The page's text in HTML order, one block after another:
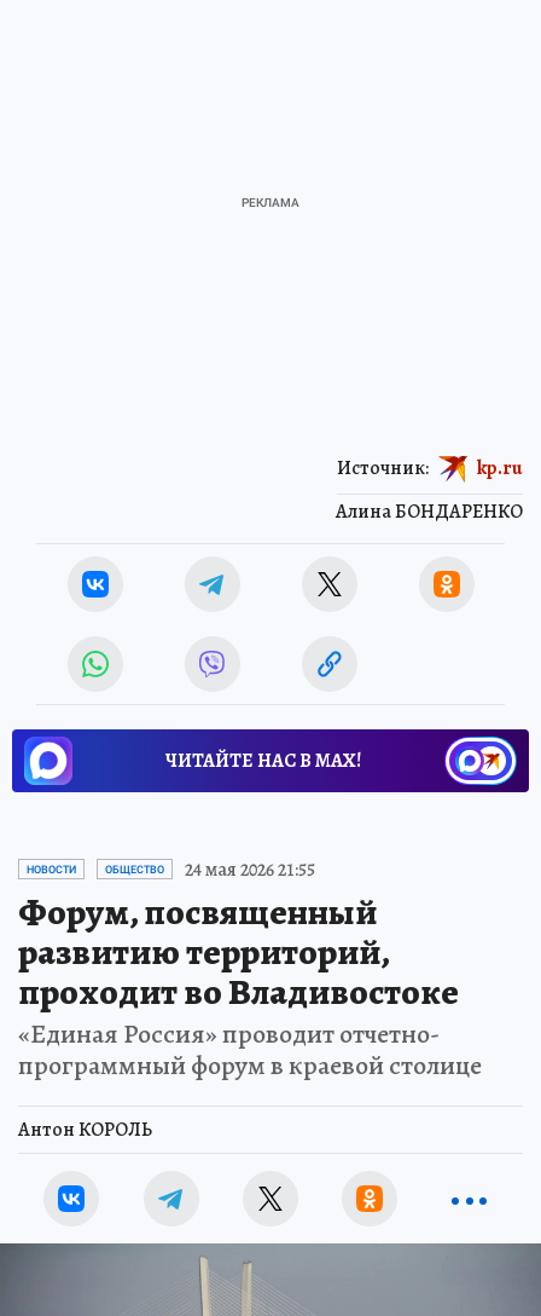
Алина БОНДАРЕНКО
Источник: kp.ru
ЧИТАЙТЕ НАС В МАХ!
НОВОСТИ ОБЩЕСТВО 24 мая 2026 21:55
Форум, посвященный
развитию территорий,
проходит во Владивостоке
«Единая Россия» проводит отчетно-
программный форум в краевой столице
Антон КОРОЛЬ